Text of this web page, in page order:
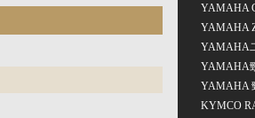
YAMAHA
YAMAHA
YAMAHA
YAMAHA
YAMAHA
KYMCO